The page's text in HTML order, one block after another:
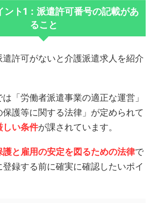
ント1：派遣許可番号の記載があ
ること
遣許可がないと介護派遣求人を紹介
「労働者派遣事業の適正な運営」
保護等に関する法律」が定められて
しい条件が課されています。
と雇用の安定を図るための法律で
録する前に確実に確認したいポイ